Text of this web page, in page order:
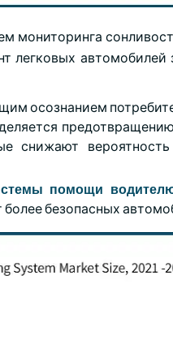
мониторинга
автомобилей
осознанием
снижают
помощи водителю
более безопасных